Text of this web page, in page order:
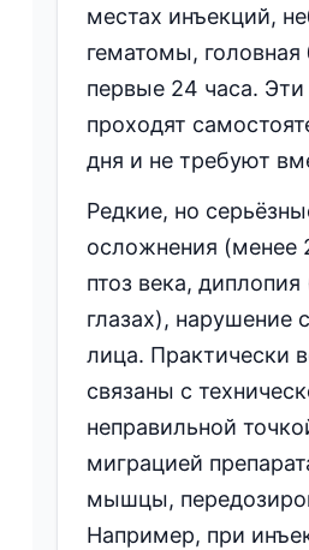
местах инъекций,
гематомы, головная
первые 24 часа. Эти
проходят
дня и не требуют
Редкие, но
осложнения (менее
птоз века,
глазах), нарушение
лица. Практически
связаны с
неправильной
миграцией
мышцы,
Например, при